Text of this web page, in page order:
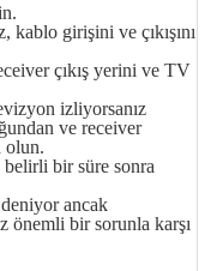
girişini ve çıkışını
çıkış yerini ve TV
izliyorsanız
ve receiver
olun.
bir süre sonra
ancak
önemli bir sorunla karşı